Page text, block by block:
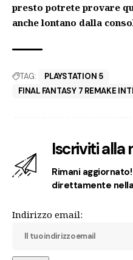
presto potrete provare
anche lontano dalla
TAG:
PLAYSTATION 5
FINAL FANTASY 7 REMAKE
Iscriviti alla
Rimani
direttamente
Indirizzo email: